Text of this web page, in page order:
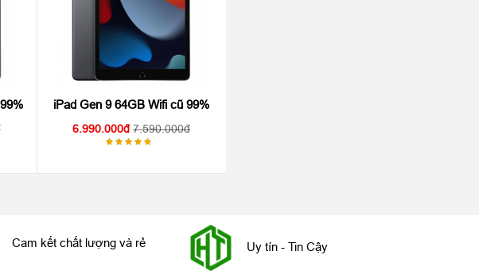
iPad Gen 9 64GB Wifi cũ 99%
6.990.000 7.590.000
sao
Cam kết chất lượng và rẻ Uy tín - Tin Cậy